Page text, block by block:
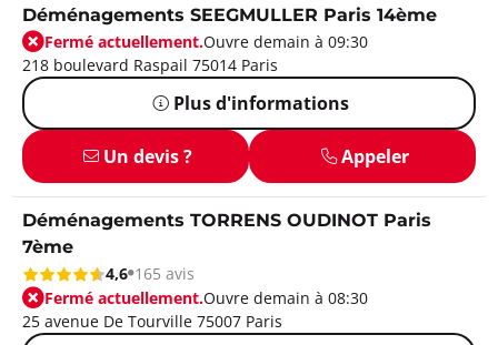
Déménagements SEEGMULLER Paris 14ème
Fermé actuellement.Ouvre demain à 09:30
218 boulevard Raspail 75014 Paris
Plus d'informations
Un devis ? Appeler
Déménagements TORRENS OUDINOT Paris
7ème
4,6 165 avis
Fermé actuellement.Ouvre demain à 08:30
25 avenue De Tourville 75007 Paris